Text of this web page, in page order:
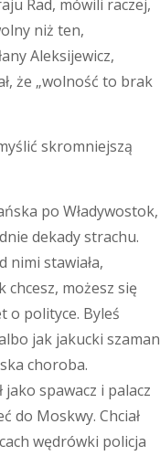
Rad, mówili raczej,
niż ten,
Aleksijewicz,
że „wolność to brak
skromniejszą
po Władywostok,
dekady strachu.
nimi stawiała,
chcesz, możesz się
o polityce. Byleś
jak jakucki szaman
choroba.
spawacz i palacz
do Moskwy. Chciał
wędrówki policja